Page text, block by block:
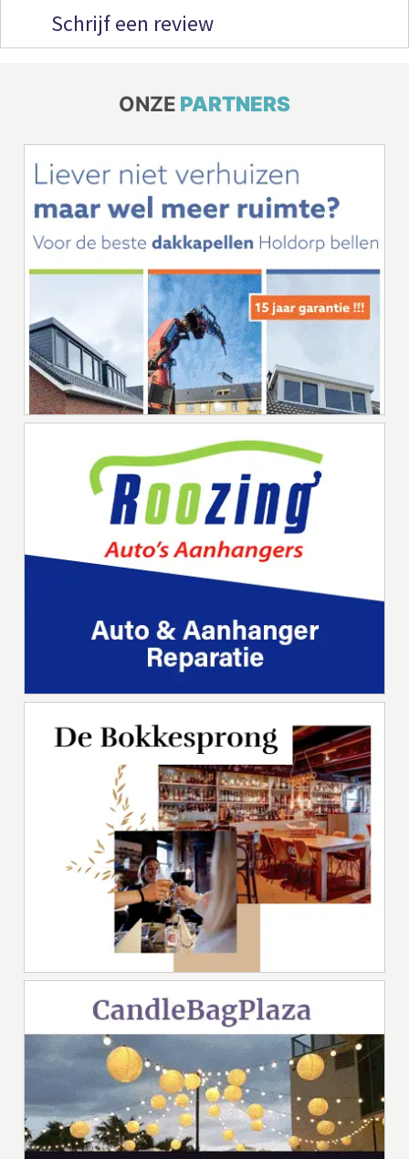
Schrijf een review
ONZE PARTNERS